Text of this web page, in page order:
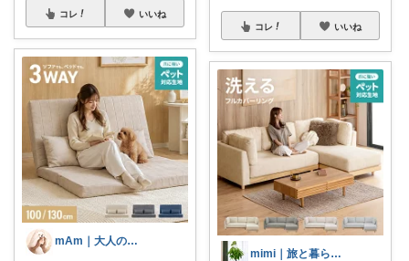
コレ いいね
mAm｜大人のご褒美セレクト
コレ いいね
mimi｜旅と暮らし ✈️🌿